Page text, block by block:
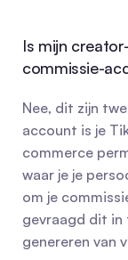
Is mijn
commissie-
Nee, dit zijn
account is je
commerce
waar je je
om je
gevraagd dit in
genereren van